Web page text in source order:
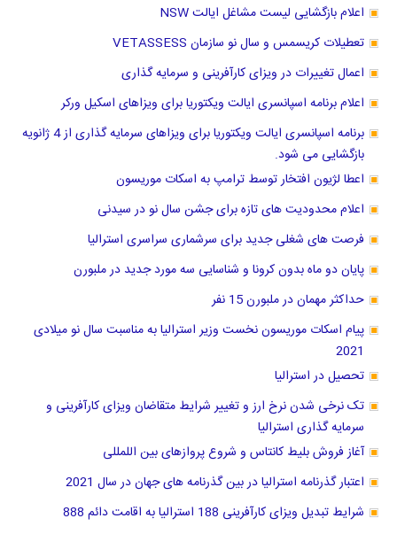
اعلام بازگشایی لیست مشاغل ایالت NSW
تعطیلات کریسمس و سال نو سازمان VETASSESS
اعمال تغییرات در ویزای کارآفرینی و سرمایه گذاری
اعلام برنامه اسپانسری ایالت ویکتوریا برای ویزاهای اسکیل ورکر
برنامه اسپانسری ایالت ویکتوریا برای ویزاهای سرمایه گذاری از 4 ژانویه
بازگشایی می شود.
اعطا لژیون افتخار توسط ترامپ به اسکات موریسون
اعلام محدودیت های تازه برای جشن سال نو در سیدنی
فرصت های شغلی جدید برای سرشماری سراسری استرالیا
پایان دو ماه بدون کرونا و شناسایی سه مورد جدید در ملبورن
حداکثر مهمان در ملبورن 15 نفر
پیام اسکات موریسون نخست وزیر استرالیا به مناسبت سال نو میلادی
2021
تحصیل در استرالیا
تک نرخی شدن نرخ ارز و تغییر شرایط متقاضان ویزای کارآفرینی و
سرمایه گذاری استرالیا
آغاز فروش بلیط کانتاس و شروع پروازهای بین اللمللی
اعتبار گذرنامه استرالیا در بین گذرنامه های جهان در سال 2021
شرایط تبدیل ویزای کارآفرینی 188 استرالیا به اقامت دائم 888